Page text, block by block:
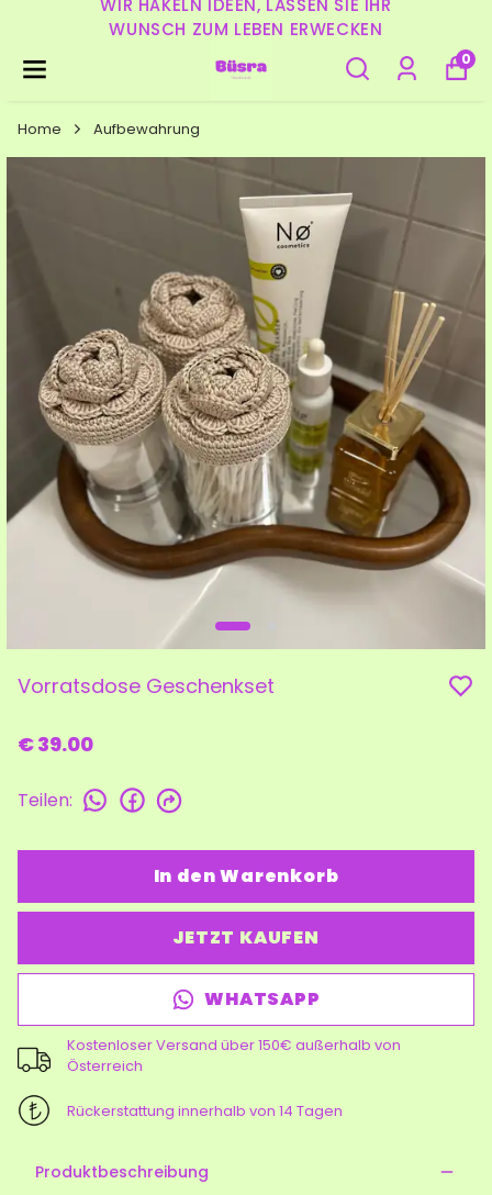
WIR HÄKELN IDEEN, LASSEN SIE IHR
WUNSCH ZUM LEBEN ERWECKEN
0
Home Aufbewahrung
Vorratsdose Geschenkset
€ 39.00
Teilen:
In den Warenkorb
JETZT KAUFEN
WHATSAPP
Kostenloser Versand über 150€ außerhalb von
Österreich
Rückerstattung innerhalb von 14 Tagen
Produktbeschreibung